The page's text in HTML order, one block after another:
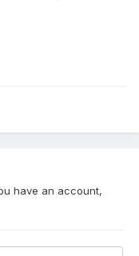
have an account,